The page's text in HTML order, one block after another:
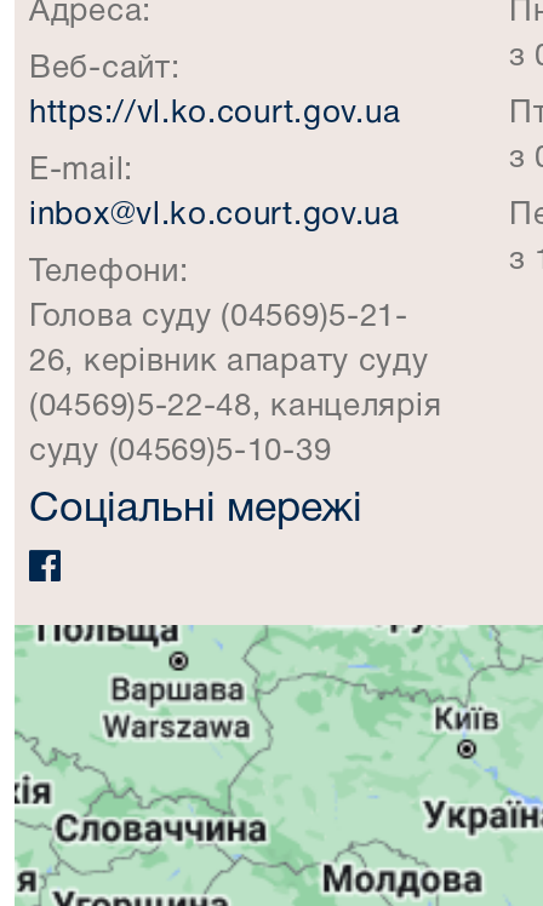
Адреса:
Веб-сайт:
https://vl.ko.court.gov.ua
E-mail:
inbox@vl.ko.court.gov.ua
Телефони:
Голова суду (04569)5-21-
26, керівник апарату суду
(04569)5-22-48, канцелярія
суду (04569)5-10-39
Соціальні мережі
з
з
з